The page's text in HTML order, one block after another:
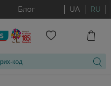
Блог UA RU